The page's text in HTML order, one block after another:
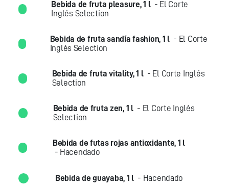
Bebida de fruta pleasure, 1 l - El Corte
Inglés Selection
Bebida de fruta sandía fashion, 1 l - El Corte
Inglés Selection
Bebida de fruta vitality, 1 l - El Corte Inglés
Selection
Bebida de fruta zen, 1 l - El Corte Inglés
Selection
Bebida de futas rojas antioxidante, 1 l
- Hacendado
Bebida de guayaba, 1 l - Hacendado